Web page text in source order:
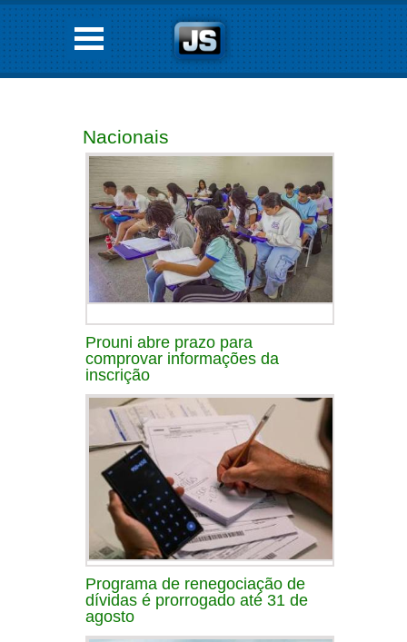
Nacionais
Prouni abre prazo para
comprovar informações da
inscrição
Programa de renegociação de
dívidas é prorrogado até 31 de
agosto